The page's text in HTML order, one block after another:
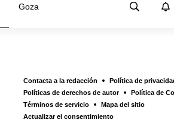
Goza
Contacta a la redacción
Política de
Políticas de derechos de autor
Política de
Términos de servicio
Mapa del sitio
Actualizar el consentimiento